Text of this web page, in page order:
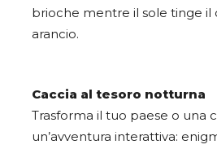
brioche mentre il sole tinge il
arancio.
Caccia al tesoro notturna
Trasforma il tuo paese o una
un’avventura interattiva: